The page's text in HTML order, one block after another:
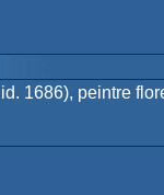
1686), peintre